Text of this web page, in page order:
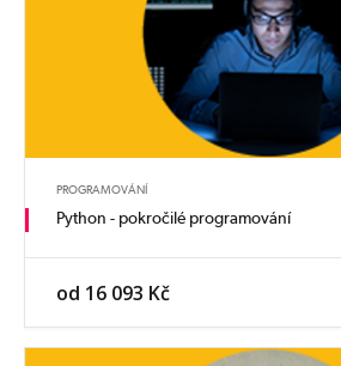
PROGRAMOVÁNÍ
Python - pokročilé programování
od 16 093 Kč